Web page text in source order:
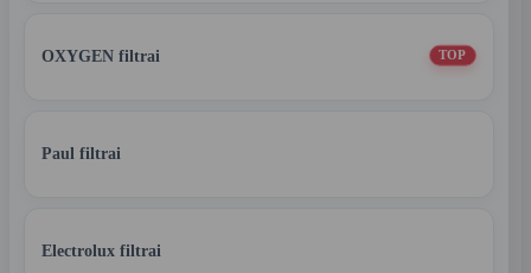
OXYGEN filtrai TOP
Paul filtrai
Electrolux filtrai